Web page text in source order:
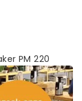
PM 220